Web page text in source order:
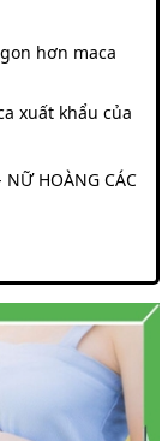
hơn maca
xuất khẩu của
NỮ HOÀNG CÁC